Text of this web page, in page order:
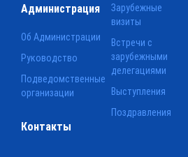
Зарубежные
визиты
Встречи с
зарубежными
делегациями
Выступления
Поздравления
Администрация
Об Администрации
Руководство
Подведомственные
организации
Контакты